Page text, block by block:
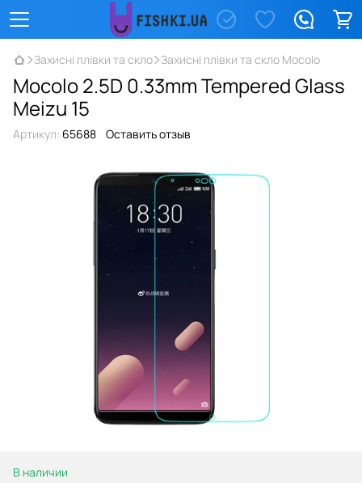
Захисні плівки та скло Захисні плівки та скло Mocolo
Mocolo 2.5D 0.33mm Tempered Glass
Meizu 15
Артикул: 65688 Оставить отзыв
В наличии